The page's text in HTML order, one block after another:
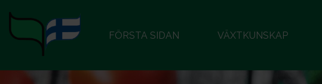
FÖRSTA SIDAN VÄXTKUNSKAP